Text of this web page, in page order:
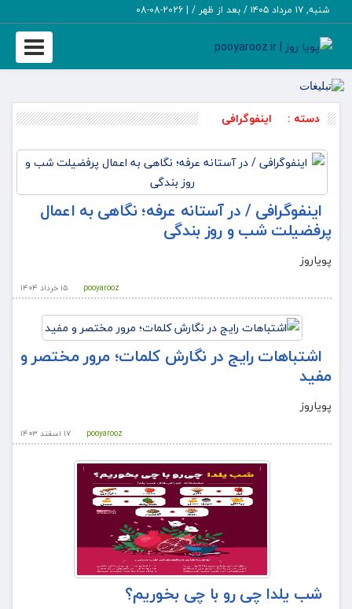
شنبه, ۱۷ مرداد ۱۴۰۵ / بعد از ظهر / |
2026-08-08
Toggle
دسته : اینفوگرافی
اینفوگرافی / در آستانه عرفه؛ نگاهی به اعمال
پرفضیلت شب و روز بندگی
پویاروز
۱۵ خرداد ۱۴۰۴ pooyarooz
اشتباهات رایج در نگارش کلمات؛ مرور مختصر و
مفید
پویاروز
۱۷ اسفند ۱۴۰۳ pooyarooz
شب یلدا چی رو با چی بخوریم؟